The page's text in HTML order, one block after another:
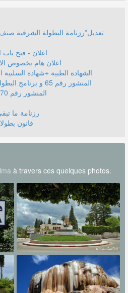
*تعديل*رزنامة البطولة الشرفية صنف أكابر
اعلان - فتح
اعلان هام بخصوص
الشهادة الطبية +شهادة
المنشور رقم 70 المؤرخ في 22 فيفري 2026
رزنامة ما
قانون
à travers ces quelques photos.